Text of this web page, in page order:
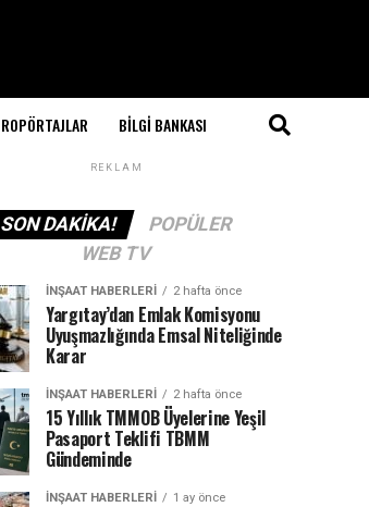
ROPÖRTAJLAR BILGI BANKASI
REKLAM
SON DAKIKA!
POPÜLER
WEB TV
İNŞAAT HABERLERI 2 hafta önce
Yargıtay’dan Emlak Komisyonu
Uyuşmazlığında Emsal Niteliğinde
Karar
İNŞAAT HABERLERI 2 hafta önce
15 Yıllık TMMOB Üyelerine Yeşil
Pasaport Teklifi TBMM
Gündeminde
İNŞAAT HABERLERI 1 ay önce